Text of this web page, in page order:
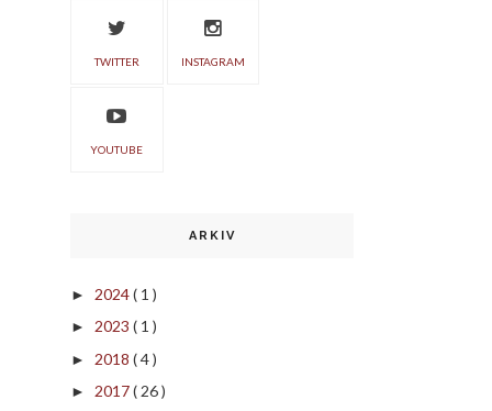
TWITTER INSTAGRAM
YOUTUBE
ARKIV
► 2024( 1 )
► 2023 ( 1 )
► 2018 ( 4 )
► 2017( 26 )